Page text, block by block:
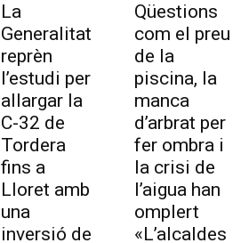
La
Generalitat
reprèn
l’estudi per
allargar la
C-32 de
Tordera
fins a
Lloret amb
una
inversió de
Qüestions
com el preu
de la
piscina, la
manca
d’arbrat per
fer ombra i
la crisi de
l’aigua han
omplert
«L’alcaldes